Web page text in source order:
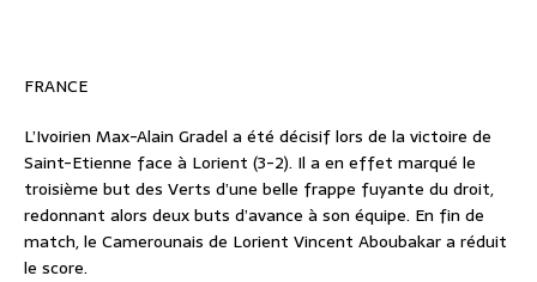
FRANCE
L’Ivoirien Max-Alain Gradel a été décisif lors de la victoire de
Saint-Etienne face à Lorient (3-2). Il a en effet marqué le
troisième but des Verts d’une belle frappe fuyante du droit,
redonnant alors deux buts d’avance à son équipe. En fin de
match, le Camerounais de Lorient Vincent Aboubakar a réduit
le score.